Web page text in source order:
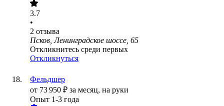
3.7
•
2 отзыва
Псков, Ленинградское шоссе, 65
Откликнитесь среди первых
Откликнуться
Фельдшер
от 73 950 ₽ за месяц, на руки
Опыт 1-3 года